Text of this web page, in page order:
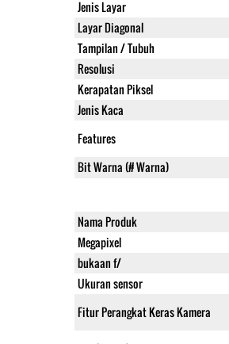
Jenis Layar
Layar Diagonal
Tampilan / Tubuh
Resolusi
Kerapatan Piksel
Jenis Kaca
Features
Bit Warna (# Warna)
Nama Produk
Megapixel
bukaan f/
Ukuran sensor
Fitur Perangkat Keras Kamera